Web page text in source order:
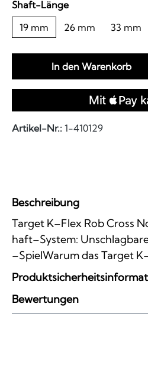
Shaft-Längeauswählen
19 mm
26 mm 33 mm
In den Warenkorb
Artikel-Nr.: 1-410129
Beschreibung
Target K–Flex Rob Cross
haft–System:
–SpielWarum das Target
Bewertungen